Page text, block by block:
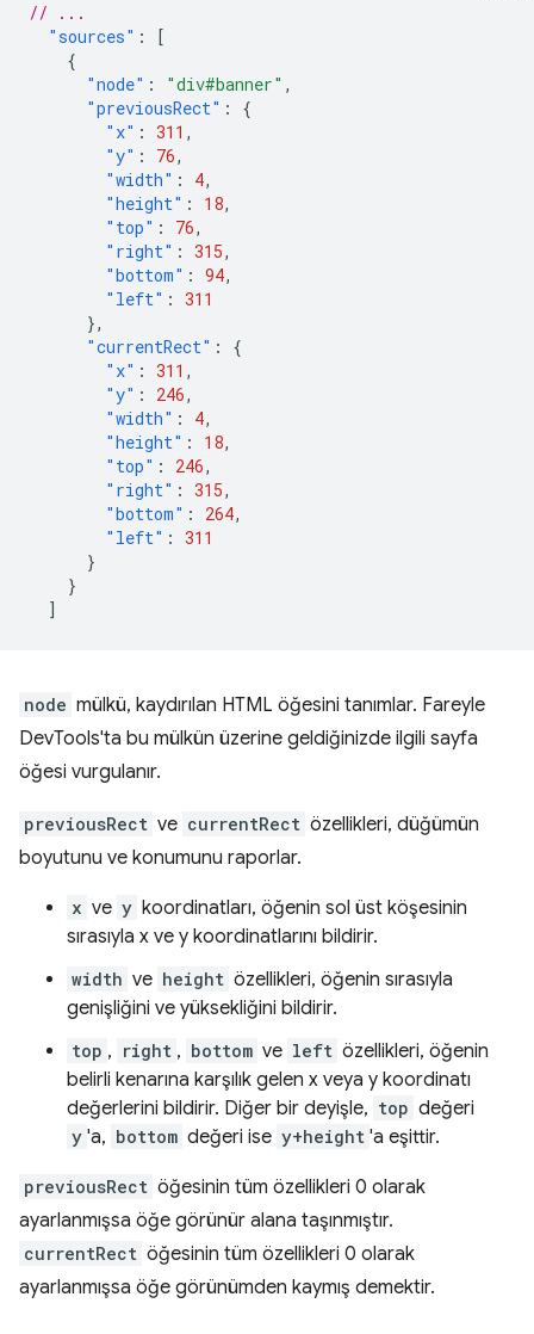
// ...
"sources" :
[
{
"node" : "div#banner" ,
"previousRect" :
{
"x" : 311 ,
"y" : 76,
"width" : 4,
"height" : 18,
"top" : 76,
"right" : 315,
"bottom" : 94,
"left" : 311
},
"currentRect" :
{
"x" : 311 ,
"y" : 246,
"width" : 4,
"height" : 18,
"top" : 246,
"right" : 315,
"bottom" : 264,
"left" : 311
}
}
]
node mülkü, kaydırılan HTML öğesini tanımlar. Fareyle
DevTools'ta bu mülkün üzerine geldiğinizde ilgili sayfa
öğesi vurgulanır.
previousRect ve currentRect özellikleri, düğümün
boyutunu ve konumunu raporlar.
x ve y koordinatları, öğenin sol üst köşesinin
sırasıyla x ve y koordinatlarını bildirir.
width ve height özellikleri, öğenin sırasıyla
genişliğini ve yüksekliğini bildirir.
top , right , bottom ve left özellikleri, öğenin
belirli kenarına karşılık gelen x veya y koordinatı
değerlerini bildirir. Diğer bir deyişle, top değeri
y 'a, bottom değeri ise y+height 'a eşittir.
previousRect öğesinin tüm özellikleri 0 olarak
ayarlanmışsa öğe görünür alana taşınmıştır.
currentRect öğesinin tüm özellikleri 0 olarak
ayarlanmışsa öğe görünümden kaymış demektir.